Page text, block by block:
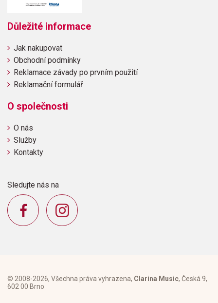
Důležité informace
Jak nakupovat
Obchodní podmínky
Reklamace závady po prvním použití
Reklamační formulář
O společnosti
O nás
Služby
Kontakty
Sledujte nás na
© 2008-2026, Všechna práva vyhrazena, Clarina Music, Česká 9,
602 00 Brno